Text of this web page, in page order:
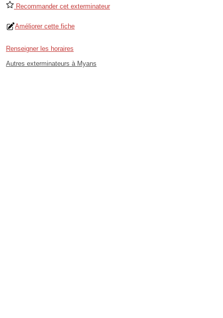
Recommander cet exterminateur
Améliorer cette fiche
Renseigner les horaires
Autres exterminateurs à Myans